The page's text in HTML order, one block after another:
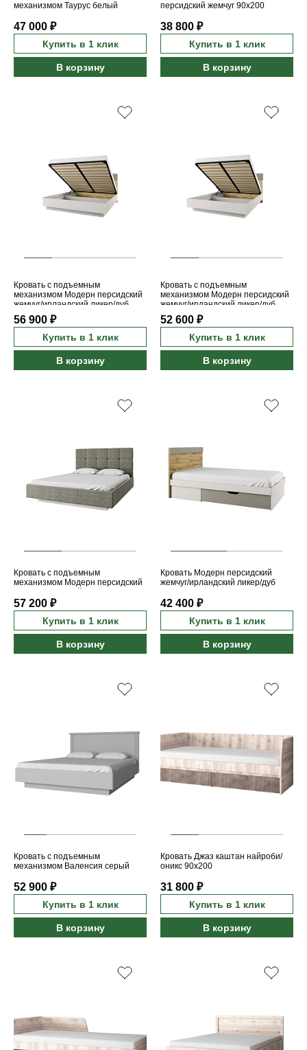
механизмом Таурус белый
47 000 ₽
Купить в 1 клик
В корзину
персидский жемчуг 90x200
38 800 ₽
Купить в 1 клик
В корзину
Кровать с подъемным
механизмом Модерн персидский
жемчуг/ирландский ликер/дуб
наварра 180x200
56 900 ₽
Купить в 1 клик
В корзину
Кровать с подъемным
механизмом Модерн персидский
жемчуг/ирландский ликер/дуб
наварра 160x200
52 600 ₽
Купить в 1 клик
В корзину
Кровать с подъемным
механизмом Модерн персидский
57 200 ₽
Купить в 1 клик
В корзину
Кровать Модерн персидский
жемчуг/ирландский ликер/дуб
42 400 ₽
Купить в 1 клик
В корзину
Кровать с подъемным
механизмом Валенсия серый
52 900 ₽
Купить в 1 клик
В корзину
Кровать Джаз каштан найроби/
оникс 90x200
31 800 ₽
Купить в 1 клик
В корзину